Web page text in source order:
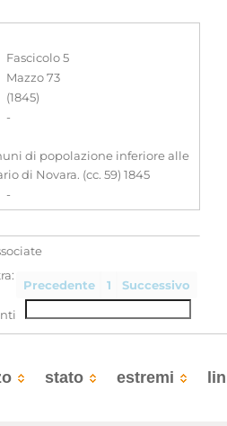
Fascicolo 5
Mazzo 73
(1845)
-
di popolazione inferiore alle
di Novara. (cc. 59) 1845
-
Precedente 1 Successivo
stato estremi